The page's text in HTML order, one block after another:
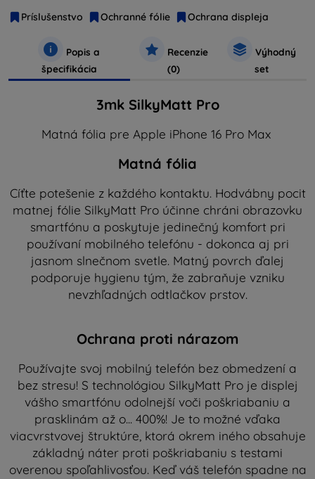
Príslušenstvo
Ochranné fólie Ochrana displeja
Popis a
špecifikácia
Recenzie
(0)
Výhodný
set
3mk SilkyMatt Pro
Matná fólia pre Apple iPhone 16 Pro Max
Matná fólia
Cíťte potešenie z každého kontaktu. Hodvábny pocit
matnej fólie SilkyMatt Pro účinne chráni obrazovku
smartfónu a poskytuje jedinečný komfort pri
používaní mobilného telefónu - dokonca aj pri
jasnom slnečnom svetle. Matný povrch ďalej
podporuje hygienu tým, že zabraňuje vzniku
nevzhľadných odtlačkov prstov.
Ochrana proti nárazom
Používajte svoj mobilný telefón bez obmedzení a
bez stresu! S technológiou SilkyMatt Pro je displej
vášho smartfónu odolnejší voči poškriabaniu a
prasklinám až o... 400%! Je to možné vďaka
viacvrstvovej štruktúre, ktorá okrem iného obsahuje
základný náter proti poškriabaniu s testami
overenou spoľahlivosťou. Keď váš telefón spadne na